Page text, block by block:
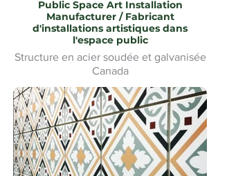
Public Space Art Installation
Manufacturer / Fabricant
d'installations artistiques dans
l'espace public
Structure en acier soudée et galvanisée
Canada